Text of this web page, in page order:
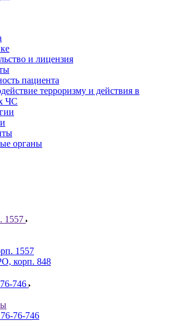
и лицензия
пациента
терроризму и действия в
ЧС
органы
1557
1557
корп. 848
746
76-746